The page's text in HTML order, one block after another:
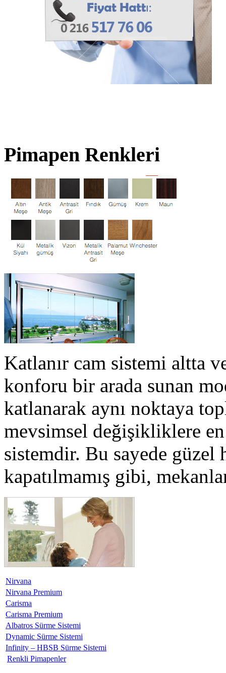
Pimapen Renkleri
Katlanır cam sistemi altta
konforu bir arada sunan
katlanarak aynı noktaya
mevsimsel değişikliklere
sistemdir. Bu sayede güzel
kapatılmamış gibi,
Nirvana
Nirvana Premium
Carisma
Carisma Premium
Albatros Sürme Sistemi
Dynamic Sürme Sistemi
Infinity – HBSB Sürme Sistemi
Renkli Pimapenler